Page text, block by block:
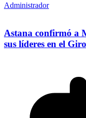
Administrador
Astana confirmó a
sus líderes en el